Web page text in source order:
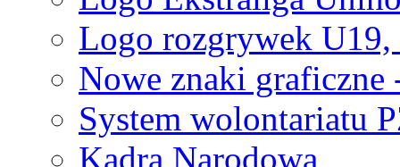
Logo rozgrywek
Nowe znaki graficzne
System wolontariatu
Kadra Narodowa